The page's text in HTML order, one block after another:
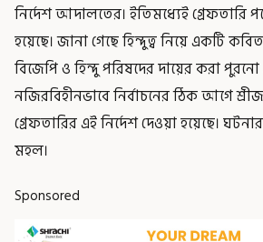
নির্দেশ আদালতের। ইতিমধ্যেই গ্রেফতারি
হয়েছে। জানা গেছে হিন্দুত্ব নিয়ে একটি
বিজেপি ও হিন্দু পরিষদের দায়ের করা
নজিরবিহীনভাবে নির্বাচনের ঠিক আগে
গ্রেফতারির এই নির্দেশ দেওয়া হয়েছে।
মহল।
Sponsored